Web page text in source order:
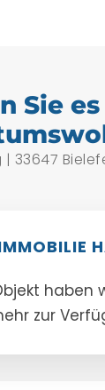
Sie
33647
haben
zur